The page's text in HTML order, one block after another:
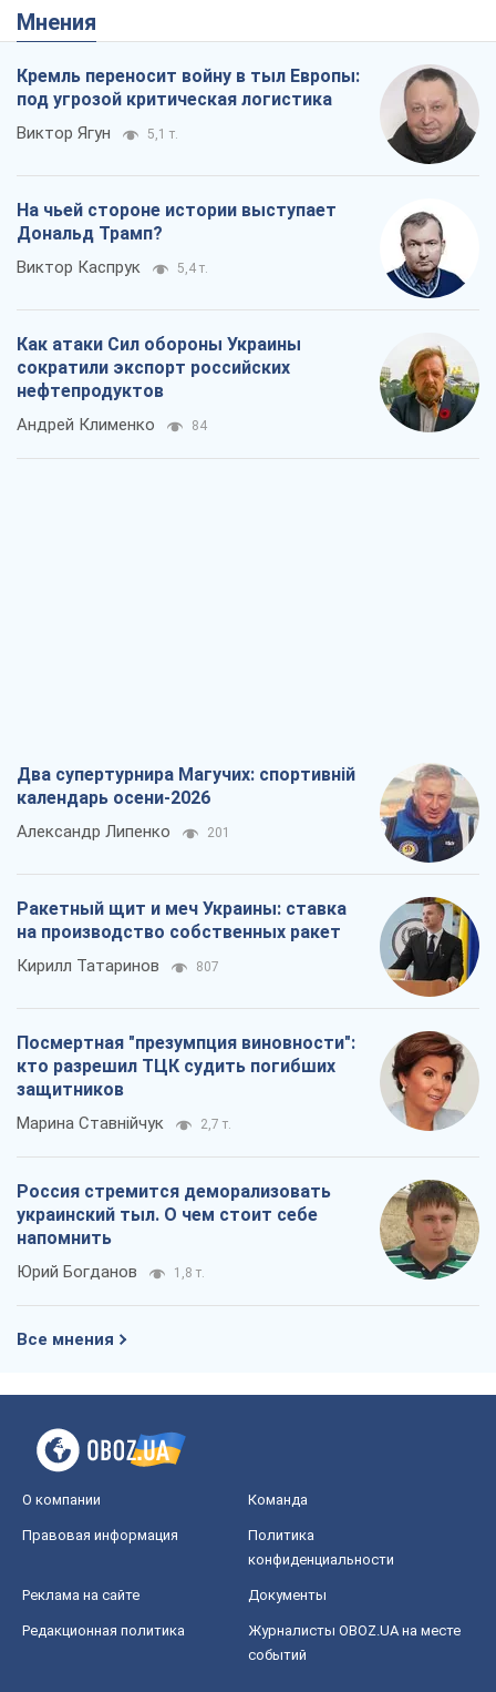
Мнения
Кремль переносит войну в тыл Европы:
под угрозой критическая логистика
Виктор Ягун 5,1 т.
На чьей стороне истории выступает
Дональд Трамп?
Виктор Каспрук 5,4 т.
Как атаки Сил обороны Украины
сократили экспорт российских
нефтепродуктов
Андрей Клименко 84
Два супертурнира Магучих: спортивній
календарь осени-2026
Александр Липенко 201
Ракетный щит и меч Украины: ставка
на производство собственных ракет
Кирилл Татаринов 807
Посмертная "презумпция виновности":
кто разрешил ТЦК судить погибших
защитников
Марина Ставнійчук 2,7 т.
Россия стремится деморализовать
украинский тыл. О чем стоит себе
напомнить
Юрий Богданов 1,8 т.
Все мнения
О компании Команда
Правовая информация
Политика
конфиденциальности
Реклама на сайте Документы
Редакционная политика
Журналисты OBOZ.UA на месте
событий